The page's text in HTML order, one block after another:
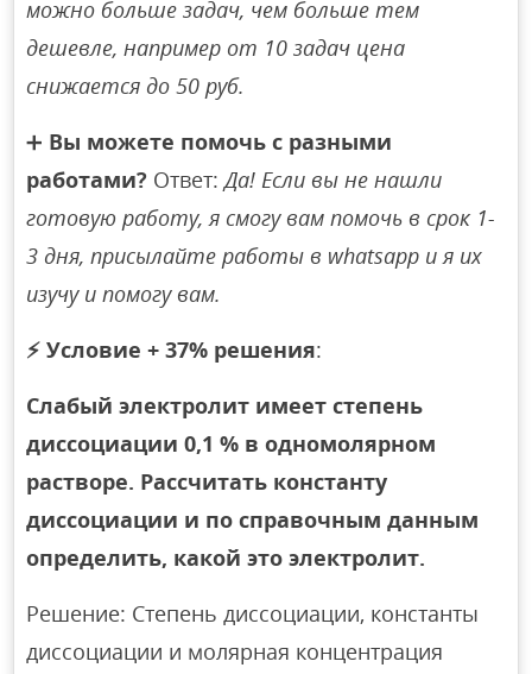
можно больше задач, чем больше тем
дешевле, например от 10 задач цена
снижается до 50 руб.
➕ Вы можете помочь с разными
работами? Ответ:Да! Если вы не нашли
готовую работу, я смогу вам помочь в срок 1-
3 дня, присылайте работы в whatsapp и я их
изучу и помогу вам.
⚡ Условие + 37% решения:
Слабый электролит имеет степень
диссоциации 0,1 % в одномолярном
растворе. Рассчитать константу
диссоциации и по справочным данным
определить, какой это электролит.
Решение: Степень диссоциации, константы
диссоциации и молярная концентрация